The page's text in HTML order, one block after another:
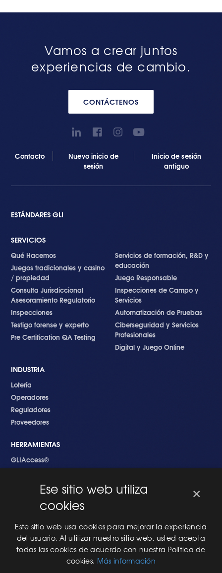
Vamos a crear juntos
experiencias de cambio.
CONTÁCTENOS
Contacto
Nuevo inicio de
sesión
Inicio de sesión
antiguo
ESTÁNDARES GLI
SERVICIOS
Qué Hacemos
Juegos tradicionales y casino
/ propiedad
Consulta Jurisdiccional
Asesoramiento Regulatorio
Inspecciones
Testigo forense y experto
Pre Certification QA Testing
Servicios de formación, R&D y
educación
Juego Responsable
Inspecciones de Campo y
Servicios
Automatización de Pruebas
Ciberseguridad y Servicios
Profesionales
Digital y Juego Online
INDUSTRIA
Lotería
Operadores
Reguladores
Proveedores
HERRAMIENTAS
GLIAccess®
EMPEZANDO
Nuevo en GLI
Nuevo Software
Una Nueva Máquina
Modificaciones al Software
Modificaciones al Hardware
×
Ese sitio web utiliza
cookies
Este sitio web usa cookies para mejorar la experiencia
del usuario. Al utilizar nuestro sitio web, usted acepta
todas las cookies de acuerdo con nuestra Política de
cookies. Más información